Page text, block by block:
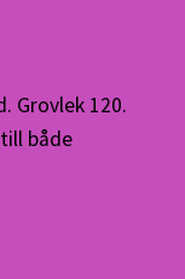
Grovlek 120.
både